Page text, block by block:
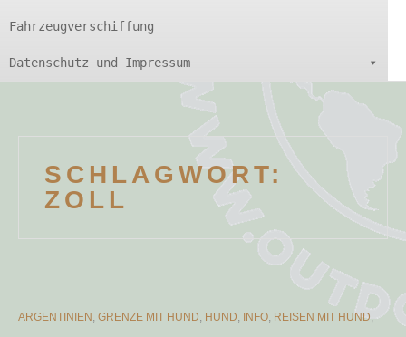
Fahrzeugverschiffung
Datenschutz und Impressum
SCHLAGWORT:
ZOLL
CATEGORIES
ARGENTINIEN , GRENZE MIT HUND, HUND, INFO, REISEN MIT HUND,